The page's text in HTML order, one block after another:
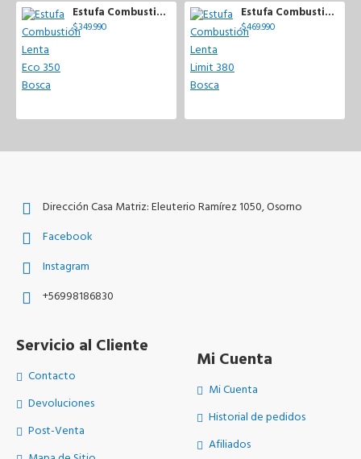
Estufa Combustión Lenta Eco 350 Bosca
$349.990
Estufa Combustión Lenta Limit 380 Bosca
$469.990
Dirección Casa Matriz: Eleuterio Ramírez 1050, Osorno
Facebook
Instagram
+56998186830
Servicio al Cliente
Contacto
Devoluciones
Post-Venta
Mi Cuenta
Mi Cuenta
Historial de pedidos
Afiliados